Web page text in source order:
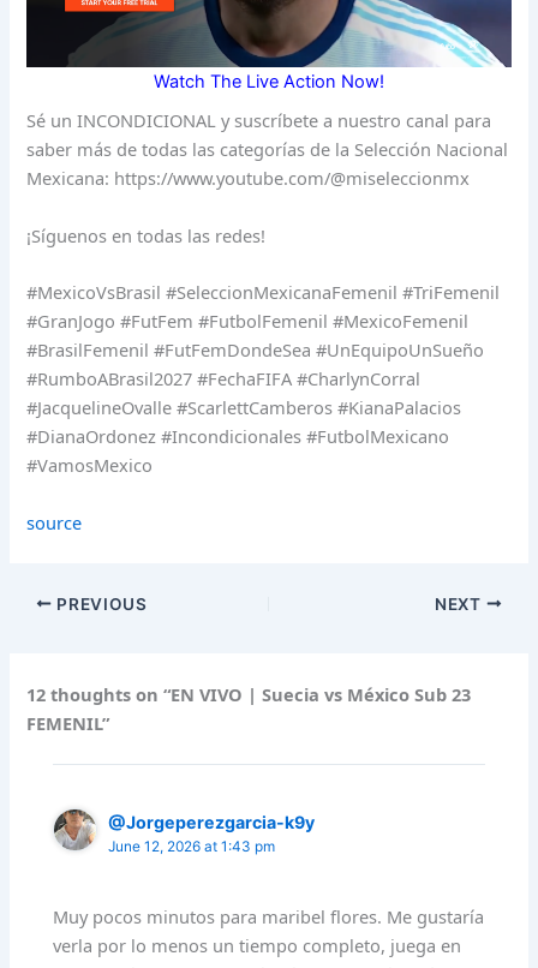
Watch The Live Action Now!
Sé un INCONDICIONAL y suscríbete a nuestro canal para
saber más de todas las categorías de la Selección Nacional
Mexicana: https://www.youtube.com/@miseleccionmx
¡Síguenos en todas las redes!
#MexicoVsBrasil #SeleccionMexicanaFemenil #TriFemenil
#GranJogo #FutFem #FutbolFemenil #MexicoFemenil
#BrasilFemenil #FutFemDondeSea #UnEquipoUnSueño
#RumboABrasil2027 #FechaFIFA #CharlynCorral
#JacquelineOvalle #ScarlettCamberos #KianaPalacios
#DianaOrdonez #Incondicionales #FutbolMexicano
#VamosMexico
source
PREVIOUS NEXT
12 thoughts on “EN VIVO | Suecia vs México Sub 23
FEMENIL”
@Jorgeperezgarcia-k9y
June 12, 2026 at 1:43 pm
Muy pocos minutos para maribel flores. Me gustaría
verla por lo menos un tiempo completo, juega en